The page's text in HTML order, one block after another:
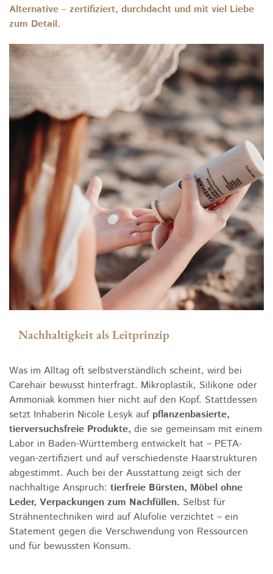
Alternative – zertifiziert, durchdacht und mit viel Liebe
zum Detail.
Nachhaltigkeit als Leitprinzip
Was im Alltag oft selbstverständlich scheint, wird bei
Carehair bewusst hinterfragt. Mikroplastik, Silikone oder
Ammoniak kommen hier nicht auf den Kopf. Stattdessen
setzt Inhaberin Nicole Lesyk auf pflanzenbasierte,
tierversuchsfreie Produkte, die sie gemeinsam mit einem
Labor in Baden-Württemberg entwickelt hat – PETA-
vegan-zertifiziert und auf verschiedenste Haarstrukturen
abgestimmt. Auch bei der Ausstattung zeigt sich der
nachhaltige Anspruch: tierfreie Bürsten, Möbel ohne
Leder, Verpackungen zum Nachfüllen. Selbst für
Strähnentechniken wird auf Alufolie verzichtet – ein
Statement gegen die Verschwendung von Ressourcen
und für bewussten Konsum.